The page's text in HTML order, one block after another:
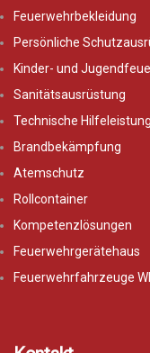
Feuerwehrbekleidung
Persönliche
Kinder- und
Sanitätsausrüstung
Technische Hilfeleistung
Brandbekämpfung
Atemschutz
Rollcontainer
Kompetenzlösungen
Feuerwehrgerätehaus
Feuerwehrfahrzeuge